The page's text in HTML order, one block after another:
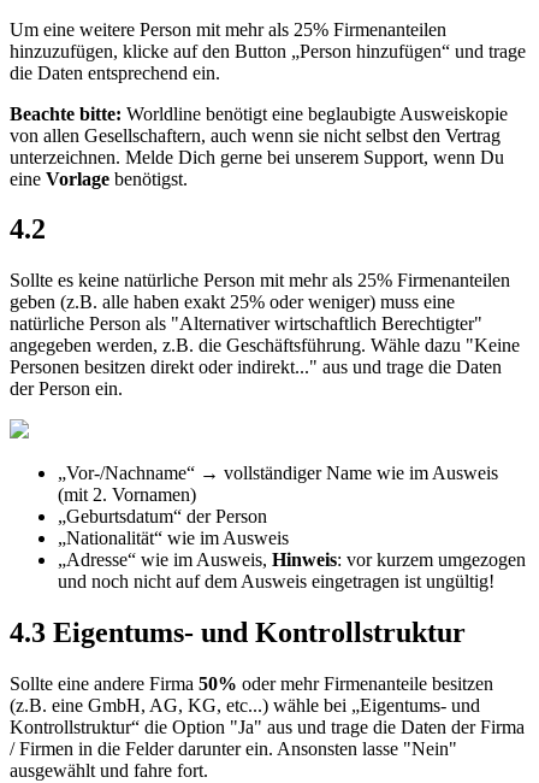
Um eine weitere Person mit mehr als 25% Firmenanteilen
hinzuzufügen, klicke auf den Button „Person hinzufügen“ und trage
die Daten entsprechend ein.
Beachte bitte: Worldline benötigt eine beglaubigte Ausweiskopie
von allen Gesellschaftern, auch wenn sie nicht selbst den Vertrag
unterzeichnen. Melde Dich gerne bei unserem Support, wenn Du
eine Vorlage benötigst.
4.2
Sollte es keine natürliche Person mit mehr als 25% Firmenanteilen
geben (z.B. alle haben exakt 25% oder weniger) muss eine
natürliche Person als "Alternativer wirtschaftlich Berechtigter"
angegeben werden, z.B. die Geschäftsführung. Wähle dazu "Keine
Personen besitzen direkt oder indirekt..." aus und trage die Daten
der Person ein.
„Vor-/Nachname“ → vollständiger Name wie im Ausweis
(mit 2. Vornamen)
„Geburtsdatum“ der Person
„Nationalität“ wie im Ausweis
„Adresse“ wie im Ausweis, Hinweis: vor kurzem umgezogen
und noch nicht auf dem Ausweis eingetragen ist ungültig!
4.3 Eigentums- und Kontrollstruktur
Sollte eine andere Firma 50% oder mehr Firmenanteile besitzen
(z.B. eine GmbH, AG, KG, etc...) wähle bei „Eigentums- und
Kontrollstruktur“ die Option "Ja" aus und trage die Daten der Firma
/ Firmen in die Felder darunter ein. Ansonsten lasse "Nein"
ausgewählt und fahre fort.